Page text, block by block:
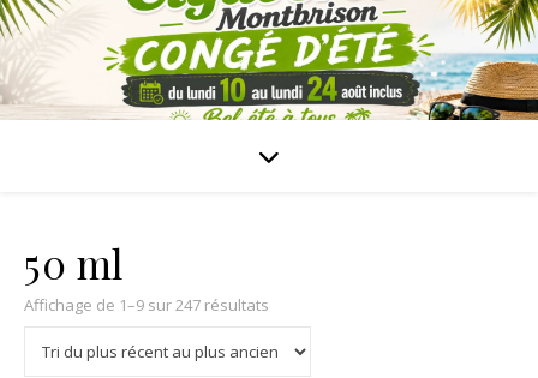
50 ml
Affichage de 1–9 sur 247 résultats